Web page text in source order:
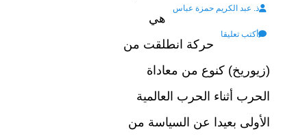
on
Author
ذ. عبد الكريم حمزة عباس
أكتب تعليقا
هي
حركة انطلقت من
(زيوريخ) كنوع من معاداة
الحرب أثناء الحرب العالمية
الأولى بعيدا عن السياسة من